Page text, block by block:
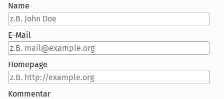
Name
E-Mail
Homepage
Kommentar